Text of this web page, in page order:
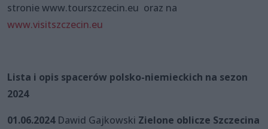
stronie www.tourszczecin.eu oraz na
www.visitszczecin.eu
Lista i opis spacerów polsko-niemieckich na sezon
2024
01.06.2024Dawid Gajkowski Zielone oblicze Szczecina